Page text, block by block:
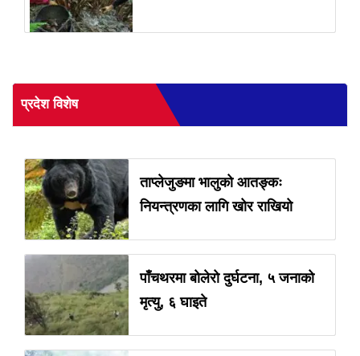
प्रदेश विशेष
ताप्लेजुङमा भालुको आतङ्कः
नियन्त्रणका लागि खोर राखियो
पाँचथरमा बोलेरो दुर्घटना, ५ जनाको
मृत्यु, ६ घाइते